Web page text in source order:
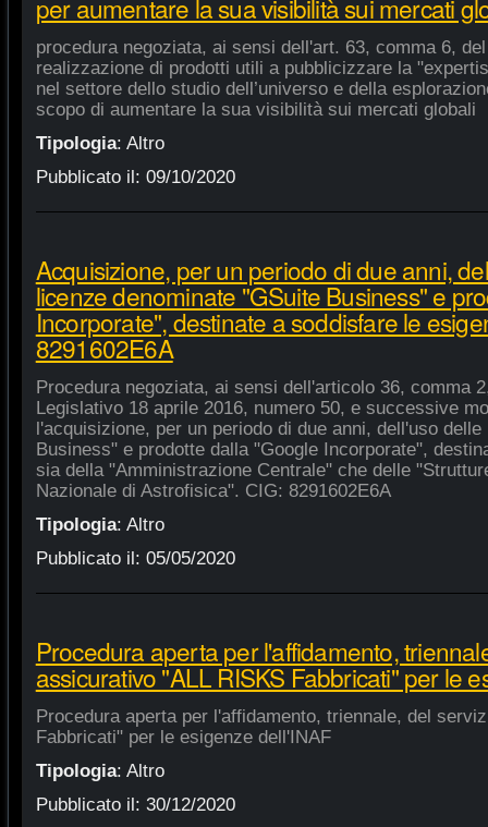
per aumentare la sua visibilità sui mercati
procedura negoziata, ai sensi dell'art. 63, comma 6,
realizzazione di prodotti utili a pubblicizzare la
nel settore dello studio dell’universo e della
scopo di aumentare la sua visibilità sui mercati globali
Tipologia: Altro
Pubblicato il: 09/10/2020
Acquisizione, per un periodo di due anni,
licenze denominate "GSuite Business" e
Incorporate", destinate a soddisfare le
8291602E6A
Procedura negoziata, ai sensi dell'articolo 36, comma
Legislativo 18 aprile 2016, numero 50, e successive
l'acquisizione, per un periodo di due anni, dell'uso
Business" e prodotte dalla "Google Incorporate",
sia della "Amministrazione Centrale" che delle
Nazionale di Astrofisica". CIG: 8291602E6A
Tipologia: Altro
Pubblicato il: 05/05/2020
Procedura aperta per l'affidamento,
assicurativo "ALL RISKS Fabbricati" per le
Procedura aperta per l'affidamento, triennale, del
Fabbricati" per le esigenze dell'INAF
Tipologia: Altro
Pubblicato il: 30/12/2020